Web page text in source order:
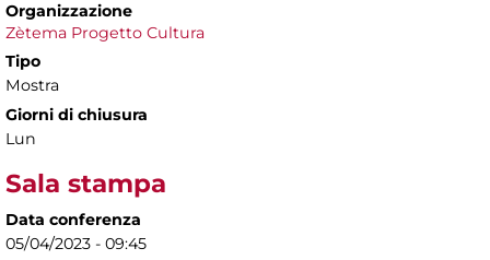
Organizzazione
Zètema Progetto Cultura
Tipo
Mostra
Giorni di chiusura
Lun
Sala stampa
Data conferenza
05/04/2023 - 09:45